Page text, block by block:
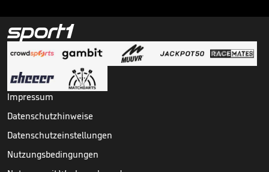
Impressum
Datenschutzhinweise
Datenschutzeinstellungen
Nutzungsbedingungen